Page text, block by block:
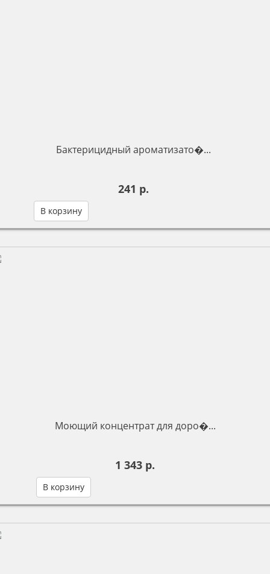
Бактерицидный ароматизато�...
241 р.
В корзину
Моющий концентрат для доро�...
1 343 р.
В корзину